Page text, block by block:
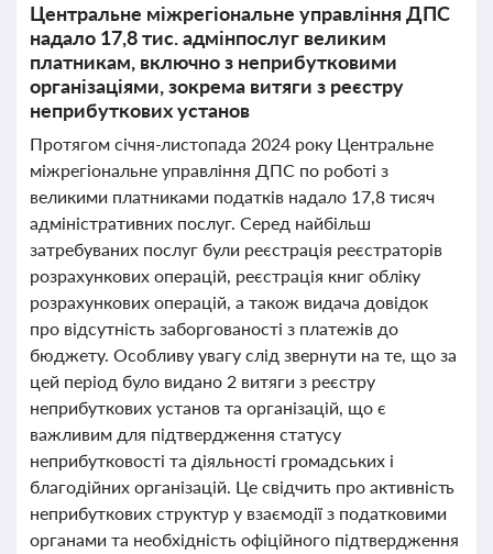
Центральне міжрегіональне управління ДПС
надало 17,8 тис. адмінпослуг великим
платникам, включно з неприбутковими
організаціями, зокрема витяги з реєстру
неприбуткових установ
Протягом січня-листопада 2024 року Центральне
міжрегіональне управління ДПС по роботі з
великими платниками податків надало 17,8 тисяч
адміністративних послуг. Серед найбільш
затребуваних послуг були реєстрація реєстраторів
розрахункових операцій, реєстрація книг обліку
розрахункових операцій, а також видача довідок
про відсутність заборгованості з платежів до
бюджету. Особливу увагу слід звернути на те, що за
цей період було видано 2 витяги з реєстру
неприбуткових установ та організацій, що є
важливим для підтвердження статусу
неприбутковості та діяльності громадських і
благодійних організацій. Це свідчить про активність
неприбуткових структур у взаємодії з податковими
органами та необхідність офіційного підтвердження